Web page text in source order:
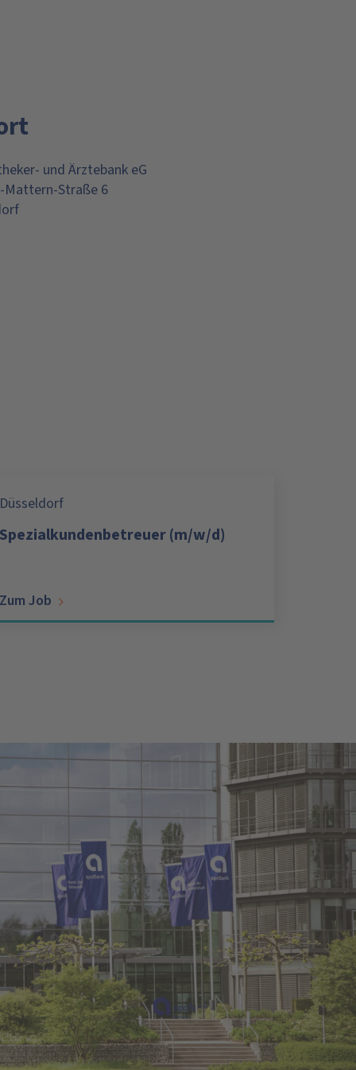
und Ärztebank eG
Mattern-Straße 6
Düsseldorf
Spezialkundenbetreuer (m/w/d)
Zum Job